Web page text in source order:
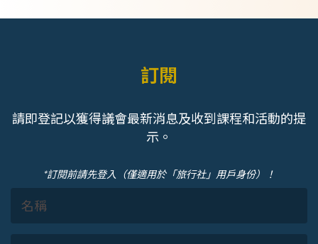
訂閱
請即登記以獲得議會最新消息及收到課程和活動的提
示。
*訂閱前請先登入（僅適用於「旅行社」用戶身份）！